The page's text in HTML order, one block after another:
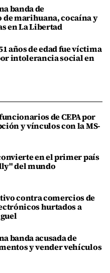
banda de
marihuana, cocaína y
en La Libertad
años de edad fue víctima
intolerancia social en
de CEPA por
y vínculos con la MS-
en el primer país
del mundo
contra comercios de
hurtados a
banda acusada de
y vender vehículos